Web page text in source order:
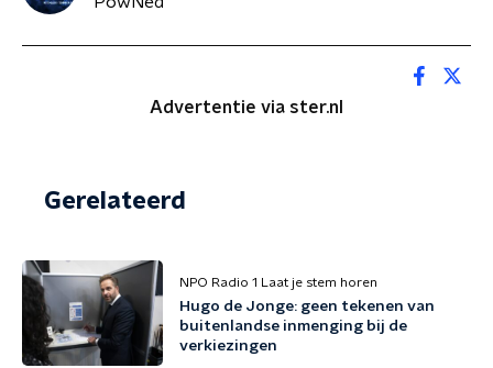
Advertentie via ster.nl
Gerelateerd
NPO Radio 1 Laat je stem horen
Hugo de Jonge: geen tekenen van
buitenlandse inmenging bij de
verkiezingen